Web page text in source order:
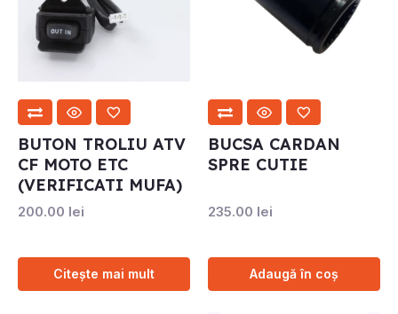
BUTON TROLIU ATV
CF MOTO ETC
(VERIFICATI MUFA)
200.00 lei
Citește mai mult
BUCSA CARDAN
SPRE CUTIE
235.00 lei
Adaugă în coș